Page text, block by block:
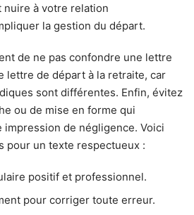
à votre relation
la gestion du départ.
de ne pas confondre une lettre
lettre de départ à la retraite, car
sont différentes. Enfin, évitez
ou de mise en forme qui
de négligence. Voici
pour un texte respectueux :
positif et professionnel.
pour corriger toute erreur.